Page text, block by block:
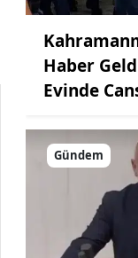
MUHABİR: Elife Karaarslan
Haber
Evinde
Gündem